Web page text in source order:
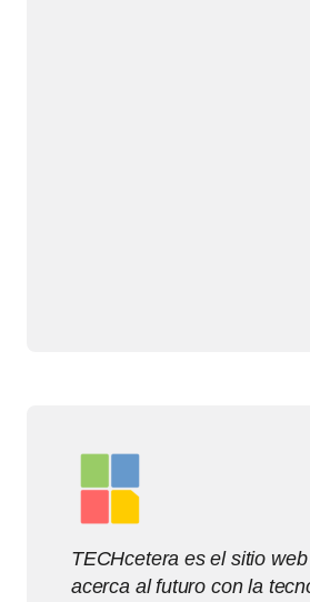
TECHcetera es el sitio
acerca al futuro con la